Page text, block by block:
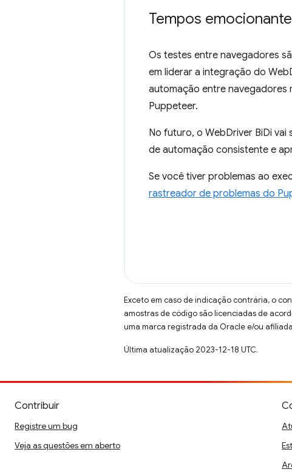
Tempos
Os testes entre navegadores
em liderar a integração do
automação entre navegadores
Puppeteer.
No futuro, o WebDriver BiDi
de automação consistente e
Se você tiver problemas ao
rastreador de problemas do
Exceto em caso de indicação contrária, o
amostras de código são licenciadas de
uma marca registrada da Oracle e/ou
Última atualização 2023-12-18 UTC.
Contribuir
Registre um bug
Veja as questões em aberto